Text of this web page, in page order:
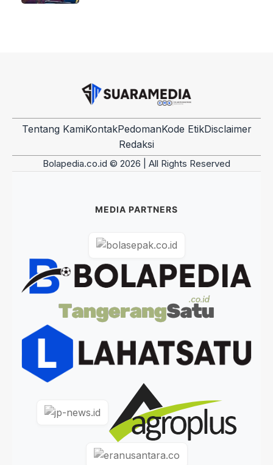
Tentang KamiKontakPedomanKode EtikDisclaimer
Redaksi
Bolapedia.co.id © 2026 | All Rights Reserved
MEDIA PARTNERS